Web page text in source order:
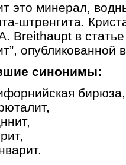
это минерал,
штренгита.
Breithaupt в
опубликованной
синонимы:
бирюза,